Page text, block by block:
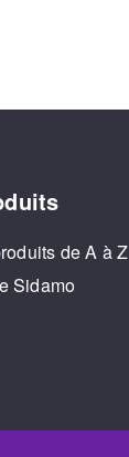
de A à Z
Sidamo